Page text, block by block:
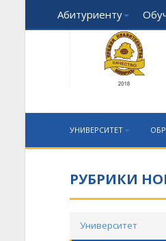
Абитуриенту
УНИВЕРСИТЕТ
РУБРИКИ
Университет